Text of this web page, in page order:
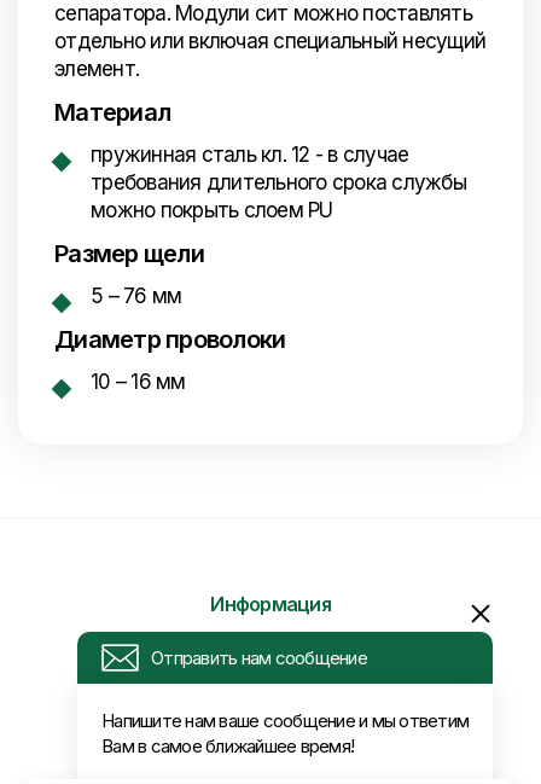
сепаратора. Модули сит можно поставлять
отдельно или включая специальный несущий
элемент.
Материал
пружинная сталь кл. 12 - в случае
требования длительного срока службы
можно покрыть слоем PU
Размер щели
5 – 76 мм
Диаметр проволоки
10 – 16 мм
Отправить нам сообщение
Напишите нам ваше сообщение и мы ответим
Информация
Запрос
Новости
Оплата и доставка